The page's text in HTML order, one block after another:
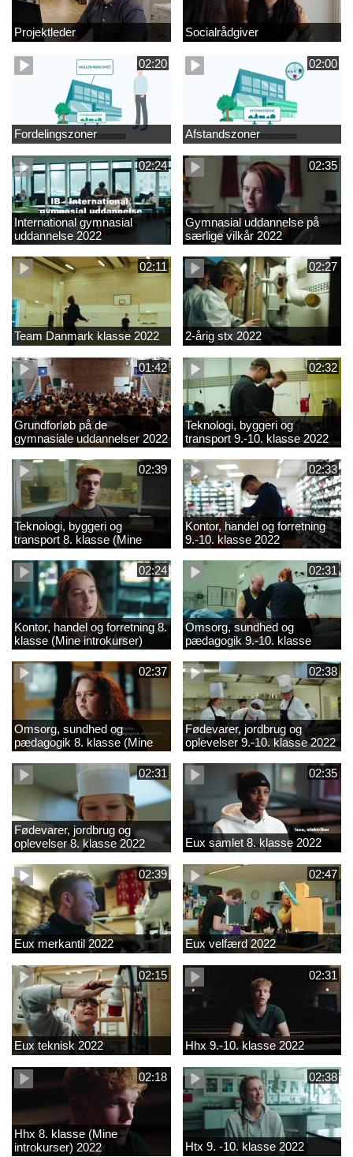
Projektleder Socialrådgiver
02:20
Fordelingszoner
02:00
Afstandszoner
02:24
International gymnasial
uddannelse 2022
02:35
Gymnasial uddannelse på
særlige vilkår 2022
02:11
Team Danmark klasse 2022
02:27
2-årig stx 2022
01:42
Grundforløb på de
gymnasiale uddannelser 2022
02:32
Teknologi, byggeri og
transport 9.-10. klasse 2022
02:39
Teknologi, byggeri og
transport 8. klasse (Mine
introkurser) 2022
02:33
Kontor, handel og forretning
9.-10. klasse 2022
02:24
Kontor, handel og forretning 8.
klasse (Mine introkurser)
2022
02:31
Omsorg, sundhed og
pædagogik 9.-10. klasse
2022
02:37
Omsorg, sundhed og
pædagogik 8. klasse (Mine
introkurser) 2022
02:38
Fødevarer, jordbrug og
oplevelser 9.-10. klasse 2022
02:31
Fødevarer, jordbrug og
oplevelser 8. klasse 2022
02:35
Eux samlet 8. klasse 2022
02:39
Eux merkantil 2022
02:47
Eux velfærd 2022
02:15
Eux teknisk 2022
02:31
Hhx 9.-10. klasse 2022
02:18
Hhx 8. klasse (Mine
introkurser) 2022
02:38
Htx 9. -10. klasse 2022